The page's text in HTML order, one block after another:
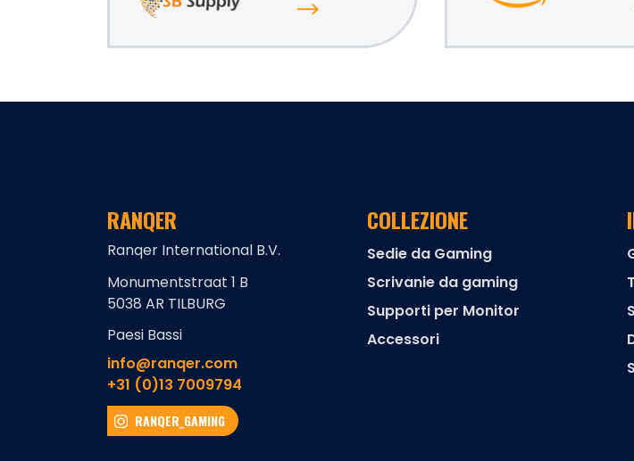
RANQER
Ranqer International B.V.
Monumentstraat 1 B
5038 AR TILBURG
Paesi Bassi
info@ranqer.com
+31 (0)13 7009794
RANQER_GAMING
COLLEZIONE
Sedie da Gaming
Scrivanie da gaming
Supporti per Monitor
Accessori